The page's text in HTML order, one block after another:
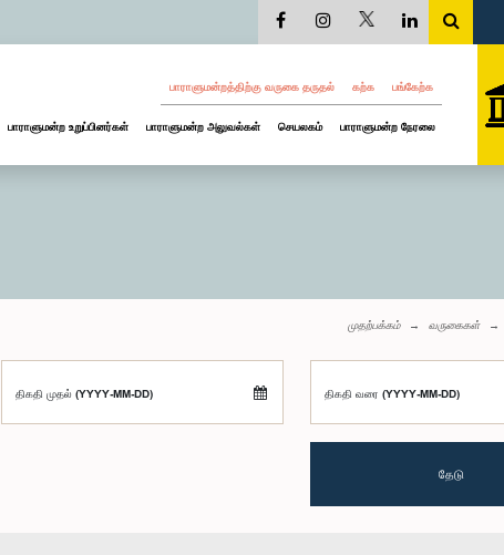
பாராளுமன்றத்திற்கு வருகை தருதல் கற்க பங்கேற்க
பாராளுமன்ற உறுப்பினர்கள் பாராளுமன்ற அலுவல்கள் செயலகம் பாராளுமன்ற நேரலை
முதற்பக்கம் வருகைகள்
திகதி முதல் (YYYY-MM-DD) திகதி வரை (YYYY-MM-DD)
தேடு